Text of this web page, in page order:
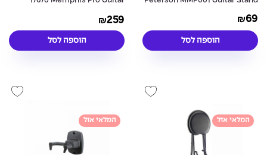
₪69
הוספה לסל
₪259
הוספה לסל
המלאי אזל המלאי אזל